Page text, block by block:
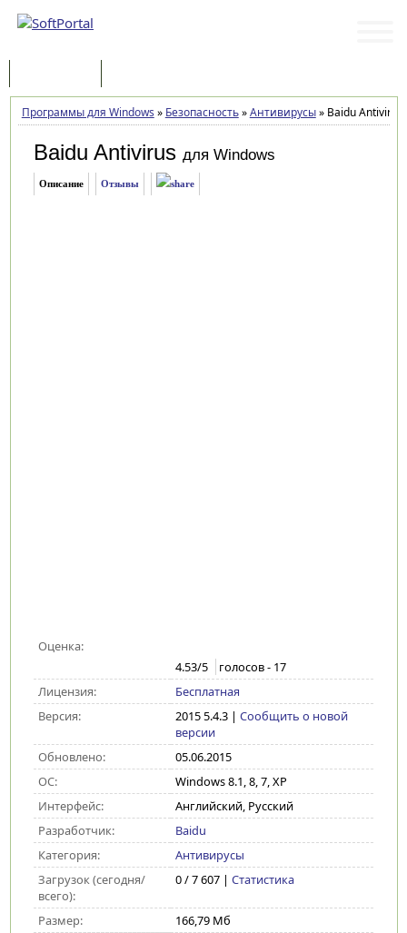
Программы для Windows » Безопасность»Антивирусы»Baidu Antivirus
Baidu Antivirus для Windows
Описание Отзывы
Оценка:
4.53/5 голосов - 17
Лицензия:
Бесплатная
Версия:
2015 5.4.3| Сообщить о новой
версии
Обновлено:
05.06.2015
ОС:
Windows 8.1, 8, 7, XP
Интерфейс:
Английский, Русский
Разработчик:
Baidu
Категория:
Антивирусы
Загрузок (сегодня/
всего):
0 / 7 607 | Статистика
Размер: 166,79 Мб